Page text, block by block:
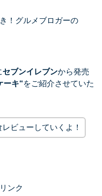
！グルメブロガーの
セブンイレブンから発売
ーキ“をご紹介させていた
ビューしていくよ！
ンク